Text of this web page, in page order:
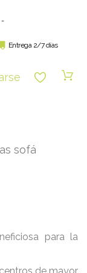
-
Entrega 2/7 días
sofá
para la